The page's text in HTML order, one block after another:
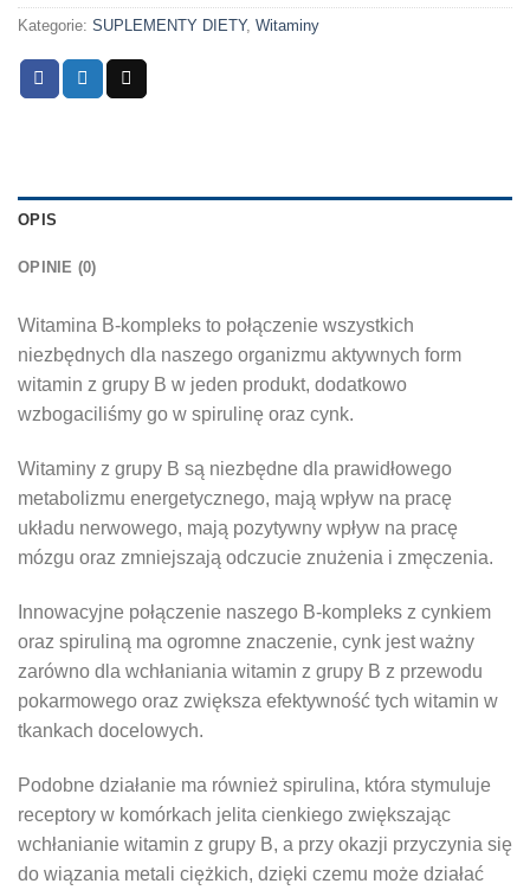
Kategorie: SUPLEMENTY DIETY, Witaminy
OPIS
OPINIE (0)
Witamina B-kompleks to połączenie wszystkich
niezbędnych dla naszego organizmu aktywnych form
witamin z grupy B w jeden produkt, dodatkowo
wzbogaciliśmy go w spirulinę oraz cynk.
Witaminy z grupy B są niezbędne dla prawidłowego
metabolizmu energetycznego, mają wpływ na pracę
układu nerwowego, mają pozytywny wpływ na pracę
mózgu oraz zmniejszają odczucie znużenia i zmęczenia.
Innowacyjne połączenie naszego B-kompleks z cynkiem
oraz spiruliną ma ogromne znaczenie, cynk jest ważny
zarówno dla wchłaniania witamin z grupy B z przewodu
pokarmowego oraz zwiększa efektywność tych witamin w
tkankach docelowych.
Podobne działanie ma również spirulina, która stymuluje
receptory w komórkach jelita cienkiego zwiększając
wchłanianie witamin z grupy B, a przy okazji przyczynia się
do wiązania metali ciężkich, dzięki czemu może działać